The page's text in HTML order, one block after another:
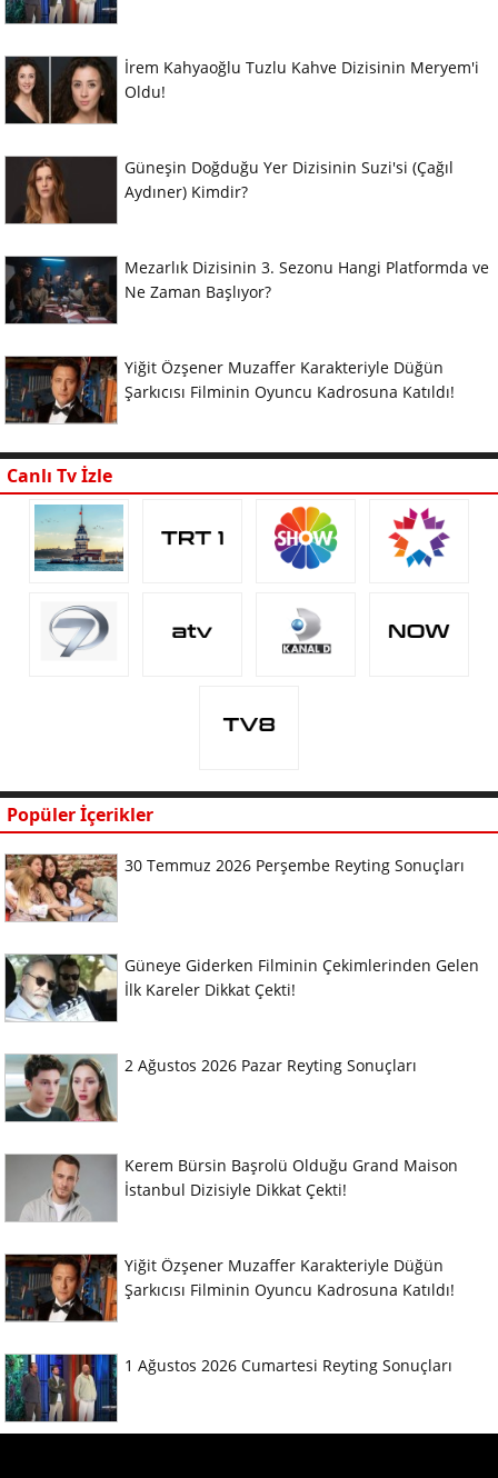
İrem Kahyaoğlu Tuzlu Kahve Dizisinin Meryem'i
Oldu!
Güneşin Doğduğu Yer Dizisinin Suzi'si (Çağıl
Aydıner) Kimdir?
Mezarlık Dizisinin 3. Sezonu Hangi Platformda ve
Ne Zaman Başlıyor?
Yiğit Özşener Muzaffer Karakteriyle Düğün
Şarkıcısı Filminin Oyuncu Kadrosuna Katıldı!
Canlı Tv İzle
Popüler İçerikler
30 Temmuz 2026 Perşembe Reyting Sonuçları
Güneye Giderken Filminin Çekimlerinden Gelen
İlk Kareler Dikkat Çekti!
2 Ağustos 2026 Pazar Reyting Sonuçları
Kerem Bürsin Başrolü Olduğu Grand Maison
İstanbul Dizisiyle Dikkat Çekti!
Yiğit Özşener Muzaffer Karakteriyle Düğün
Şarkıcısı Filminin Oyuncu Kadrosuna Katıldı!
1 Ağustos 2026 Cumartesi Reyting Sonuçları